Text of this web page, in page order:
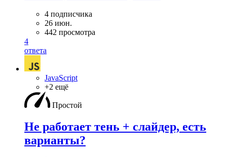
4 подписчика
26 июн.
442 просмотра
4
ответа
JavaScript
+2 ещё
Простой
Не работает тень + слайдер, есть
варианты?